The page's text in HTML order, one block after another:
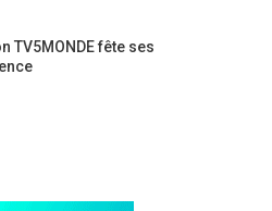
TV5MONDE fête ses